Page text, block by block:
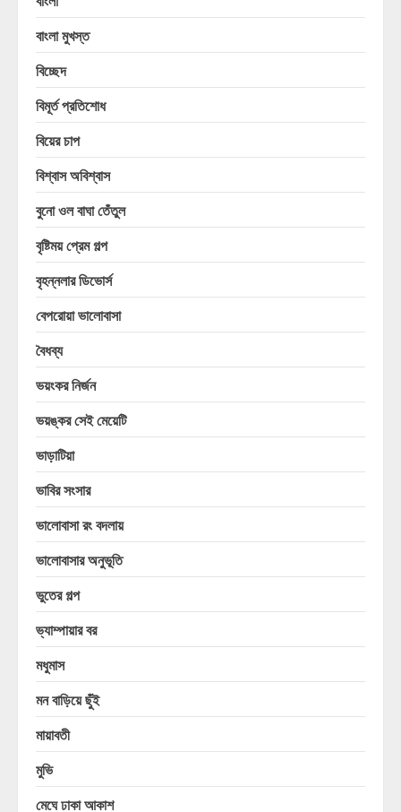
বাংলা মুখস্ত
বিচ্ছেদ
বিমূর্ত প্রতিশোধ
বিয়ের চাপ
বিশ্বাস অবিশ্বাস
বুনো ওল বাঘা তেঁতুল
বৃষ্টিময় প্রেম গল্প
বৃহন্নলার ডিভোর্স
বেপরোয়া ভালোবাসা
বৈধব্য
ভয়ংকর নির্জন
ভয়ঙ্কর সেই মেয়েটি
ভাড়াটিয়া
ভাবির সংসার
ভালোবাসা রং বদলায়
ভালোবাসার অনুভূতি
ভুতের গল্প
ভ্যাম্পায়ার বর
মধুমাস
মন বাড়িয়ে ছুঁই
মায়াবতী
মুভি
মেঘে ঢাকা আকাশ